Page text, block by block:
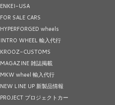
ENKEI-USA
FOR SALE CARS
HYPERFORGED wheels
INTRO WHEEL 輸入代行
KROOZ-CUSTOMS
MAGAZINE 雑誌掲載
MKW wheel 輸入代行
NEW LINE UP 新製品情報
PROJECT プロジェクトカー